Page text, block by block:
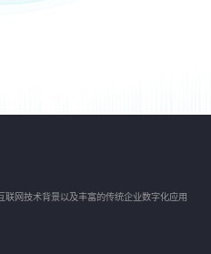
网技术背景以及丰富的传统企业数字化应用